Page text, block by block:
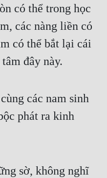
có thể trong học
các nàng liền có
có thể bắt lại cái
đây này.
các nam sinh
phát ra kinh
sờ, không nghĩ